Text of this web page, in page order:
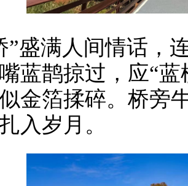
”盛满人间情话，
蓝鹊掠过，应“
金箔揉碎。桥旁
入岁月。